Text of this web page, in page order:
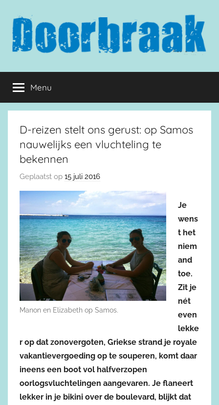
inhoud
springen
Doorbraak.eu
Menu
D-reizen stelt ons gerust: op Samos
nauwelijks een vluchteling te
bekennen
Geplaatst op 15 juli 2016
Manon en Elizabeth op Samos.
Je
wens
t het
niem
and
toe.
Zit je
nét
even
lekke
r op dat zonovergoten, Griekse strand je royale
vakantievergoeding op te souperen, komt daar
ineens een boot vol halfverzopen
oorlogsvluchtelingen aangevaren. Je flaneert
lekker in je bikini over de boulevard, blijkt dat